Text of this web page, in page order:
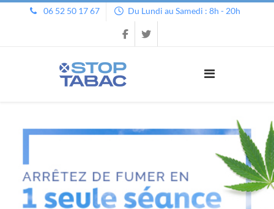
06 52 50 17 67 Du Lundi au Samedi : 8h - 20h